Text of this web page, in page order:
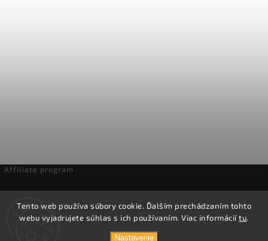
Tento web používa súbory cookie. Ďalším prechádzaním tohto
webu vyjadrujete súhlas s ich používaním. Viac informáciítu.
Nastavenie
Affiliate program
Odstúpenie od zmluvy
Domáca pivotéka. Všetky práva vyhradené.